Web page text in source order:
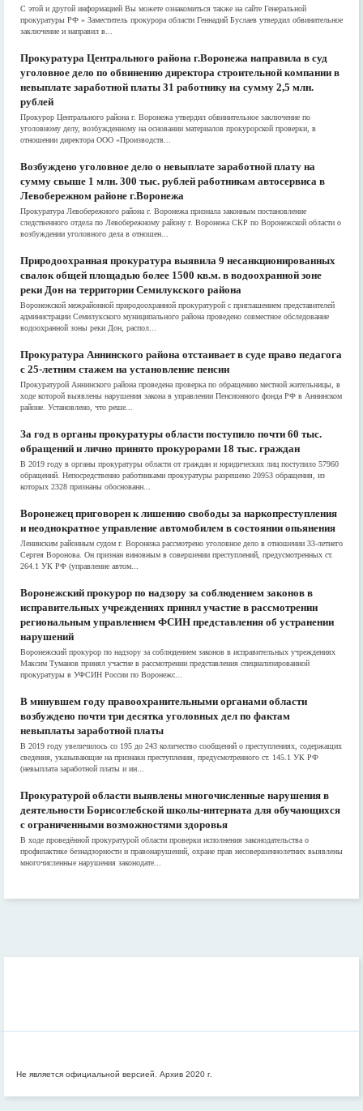
С этой и другой информацией Вы можете ознакомиться также на сайте Генеральной
прокуратуры РФ » Заместитель прокурора области Геннадий Буслаев утвердил обвинительное
заключение и направил в...
Прокуратура Центрального района г.Воронежа направила в суд
уголовное дело по обвинению директора строительной компании в
невыплате заработной платы 31 работнику на сумму 2,5 млн.
рублей
Прокурор Центрального района г. Воронежа утвердил обвинительное заключение по
уголовному делу, возбужденному на основании материалов прокурорской проверки, в
отношении директора ООО «Производств...
Возбуждено уголовное дело о невыплате заработной плату на
сумму свыше 1 млн. 300 тыс. рублей работникам автосервиса в
Левобережном районе г.Воронежа
Прокуратура Левобережного района г. Воронежа признала законным постановление
следственного отдела по Левобережному району г. Воронежа СКР по Воронежской области о
возбуждении уголовного дела в отношен...
Природоохранная прокуратура выявила 9 несанкционированных
свалок общей площадью более 1500 кв.м. в водоохранной зоне
реки Дон на территории Семилукского района
Воронежской межрайонной природоохранной прокуратурой с приглашением представителей
администрации Семилукского муниципального района проведено совместное обследование
водоохранной зоны реки Дон, распол...
Прокуратура Аннинского района отстаивает в суде право педагога
с 25-летним стажем на установление пенсии
Прокуратурой Аннинского района проведена проверка по обращению местной жительницы, в
ходе которой выявлены нарушения закона в управлении Пенсионного фонда РФ в Аннинском
районе. Установлено, что реше...
За год в органы прокуратуры области поступило почти 60 тыс.
обращений и лично принято прокурорами 18 тыс. граждан
В 2019 году в органы прокуратуры области от граждан и юридических лиц поступило 57960
обращений. Непосредственно работниками прокуратуры разрешено 20953 обращения, из
которых 2328 признаны обоснованн...
Воронежец приговорен к лишению свободы за наркопреступления
и неоднократное управление автомобилем в состоянии опьянения
Ленинским районным судом г. Воронежа рассмотрено уголовное дело в отношении 33-летнего
Сергея Воронова. Он признан виновным в совершении преступлений, предусмотренных ст.
264.1 УК РФ (управление автом...
Воронежский прокурор по надзору за соблюдением законов в
исправительных учреждениях принял участие в рассмотрении
региональным управлением ФСИН представления об устранении
нарушений
Воронежский прокурор по надзору за соблюдением законов в исправительных учреждениях
Максим Туманов принял участие в рассмотрении представления специализированной
прокуратуры в УФСИН России по Воронежс...
В минувшем году правоохранительными органами области
возбуждено почти три десятка уголовных дел по фактам
невыплаты заработной платы
В 2019 году увеличилось со 195 до 243 количество сообщений о преступлениях, содержащих
сведения, указывающие на признаки преступления, предусмотренного ст. 145.1 УК РФ
(невыплата заработной платы и ин...
Прокуратурой области выявлены многочисленные нарушения в
деятельности Борисоглебской школы-интерната для обучающихся
с ограниченными возможностями здоровья
В ходе проведённой прокуратурой области проверки исполнения законодательства о
профилактике безнадзорности и правонарушений, охране прав несовершеннолетних выявлены
многочисленные нарушения законодате...
Не является официальной версией. Архив 2020 г.